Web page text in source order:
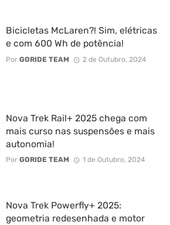
Bicicletas McLaren?! Sim, elétricas
e com 600 Wh de potência!
Por GORIDE TEAM 2 de Outubro, 2024
Nova Trek Rail+ 2025 chega com
mais curso nas suspensões e mais
autonomia!
Por GORIDE TEAM 1 de Outubro, 2024
Nova Trek Powerfly+ 2025:
geometria redesenhada e motor